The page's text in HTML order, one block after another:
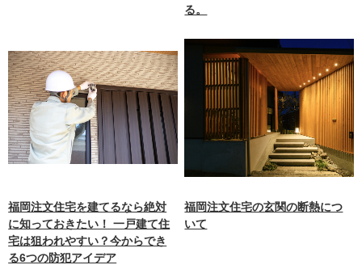
る。
福岡注文住宅を建てるなら絶対
に知っておきたい！ 一戸建て住
宅は狙われやすい？今からでき
る6つの防犯アイデア
福岡注文住宅の玄関の断熱につ
いて